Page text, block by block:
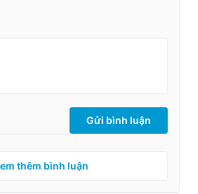
Gửi bình luận
thêm bình luận